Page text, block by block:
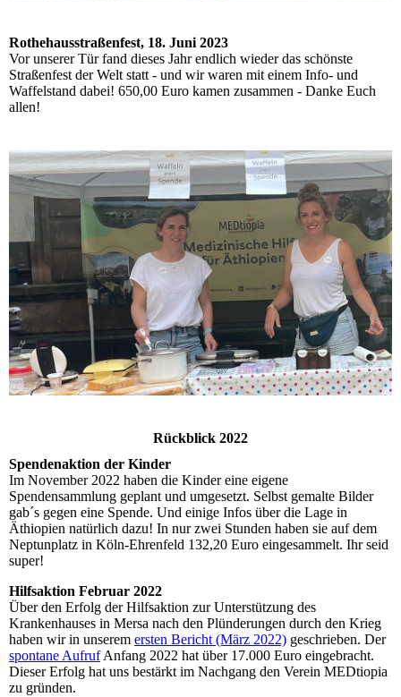
Rothehausstraßenfest, 18. Juni 2023
Vor unserer Tür fand dieses Jahr endlich wieder das schönste
Straßenfest der Welt statt - und wir waren mit einem Info- und
Waffelstand dabei! 650,00 Euro kamen zusammen - Danke Euch
allen!
Rückblick 2022
Spendenaktion der Kinder
Im November 2022 haben die Kinder eine eigene
Spendensammlung geplant und umgesetzt. Selbst gemalte Bilder
gab´s gegen eine Spende. Und einige Infos über die Lage in
Äthiopien natürlich dazu! In nur zwei Stunden haben sie auf dem
Neptunplatz in Köln-Ehrenfeld 132,20 Euro eingesammelt. Ihr seid
super!
Hilfsaktion Februar 2022
Über den Erfolg der Hilfsaktion zur Unterstützung des
Krankenhauses in Mersa nach den Plünderungen durch den Krieg
haben wir in unserem ersten Bericht (März 2022) geschrieben. Der
spontane AufrufAnfang 2022 hat über 17.000 Euro eingebracht.
Dieser Erfolg hat uns bestärkt im Nachgang den Verein MEDtiopia
zu gründen.